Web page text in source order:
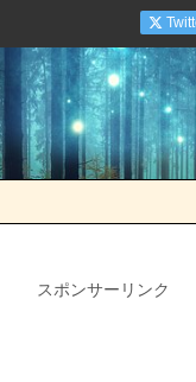
スポンサーリンク